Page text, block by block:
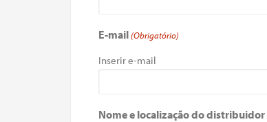
E-mail (Obrigatório)
Inserir e-mail
Nome e localização do distribuidor